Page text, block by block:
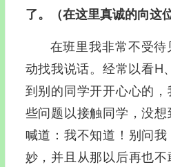
了。 （在这里真诚的向这
在班里我非常不受
动找我说话。经常以看H
到别的同学开开心心的
些问题以接触同学，没
喊道：我不知道！别问
妙，并且从那以后再也不